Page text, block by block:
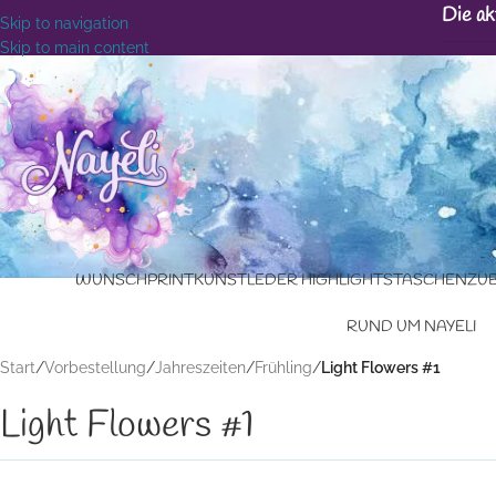
Skip to navigation
Skip to main content
Die
WUNSCHPRINTKUNSTLEDER HIGHLIGHTS
RUND UM NAYELI
Start/Vorbestellung/Jahreszeiten/Frühling/Light Flowers #1
Light Flowers #1